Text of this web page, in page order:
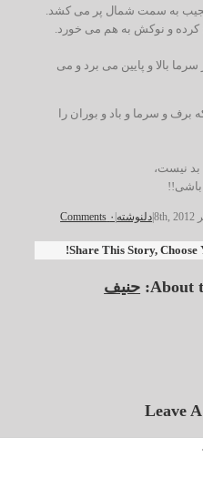
به سمت شمال پر می کشد.
و نوکش به هم می خورد.
بالا و پایین می برد و می
و سرما و باد و بوران را
| دلنوشته|۰ Comments
Share This Story,
حنیف